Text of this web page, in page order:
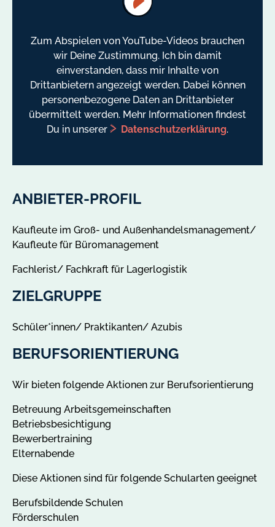
Zum Abspielen von YouTube-Videos brauchen
wir Deine Zustimmung. Ich bin damit
einverstanden, dass mir Inhalte von
Drittanbietern angezeigt werden. Dabei können
personenbezogene Daten an Drittanbieter
übermittelt werden. Mehr Informationen findest
Du in unserer
Datenschutzerklärung.
ANBIETER-PROFIL
Kaufleute im Groß- und Außenhandelsmanagement/
Kaufleute für Büromanagement
Fachlerist/ Fachkraft für Lagerlogistik
ZIELGRUPPE
Schüler*innen/ Praktikanten/ Azubis
BERUFSORIENTIERUNG
Wir bieten folgende Aktionen zur Berufsorientierung
Betreuung Arbeitsgemeinschaften
Betriebsbesichtigung
Bewerbertraining
Elternabende
Diese Aktionen sind für folgende Schularten geeignet
Berufsbildende Schulen
Förderschulen